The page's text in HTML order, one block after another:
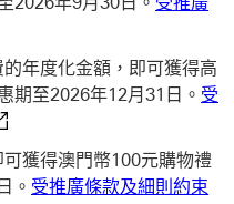
條款及細則約束 (PDF) 這連
年度化金額，即可獲得高
期至2026年12月31日。 受
推廣條款及細則約束 (PDF)
獲得澳門幣100元購物禮
。 受推廣條款及細則約束